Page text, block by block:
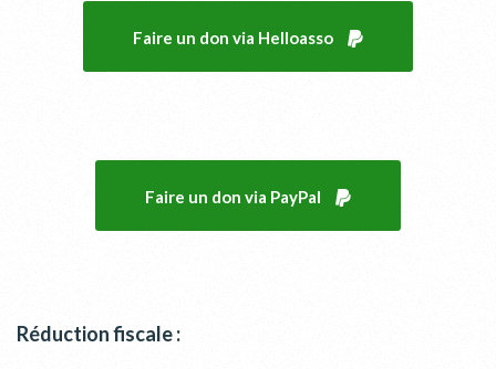
Faire un don via Helloasso
Faire un don via PayPal
Réduction fiscale :